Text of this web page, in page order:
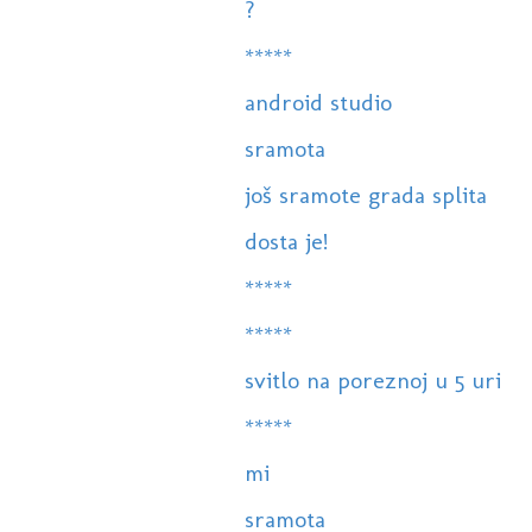
?
*****
android studio
sramota
još sramote grada splita
dosta je!
*****
*****
svitlo na poreznoj u 5 uri
*****
mi
sramota